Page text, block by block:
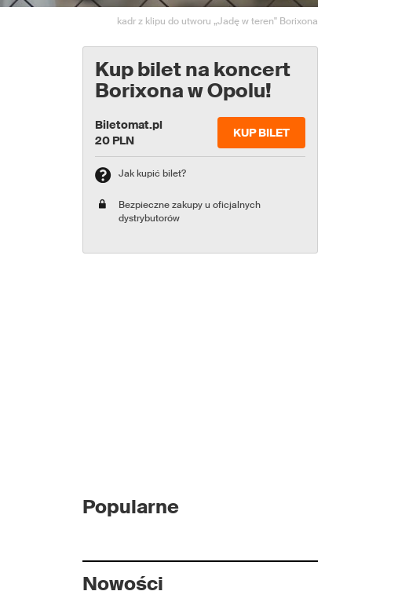
kadr z klipu do utworu „Jadę w teren" Borixona
Kup bilet na koncert
Borixona w Opolu!
Biletomat.pl
20 PLN
KUP BILET
Jak kupić bilet?
Bezpieczne zakupy u oficjalnych
dystrybutorów
Popularne
Nowości